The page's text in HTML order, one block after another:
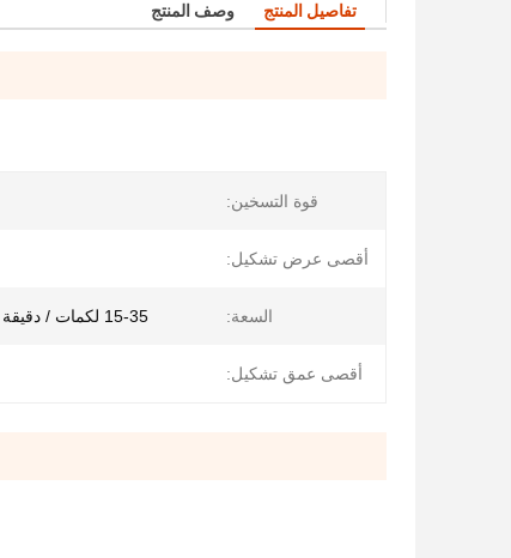
تفاصيل المنتج وصف المنتج
قوة التسخين:
أقصى عرض تشكيل:
السعة: 15-35 لكمات / دقيقة (دورات / دقيقة)
أقصى عمق تشكيل: